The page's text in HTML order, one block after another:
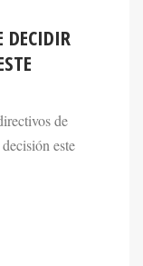
DECIDIR
de
este